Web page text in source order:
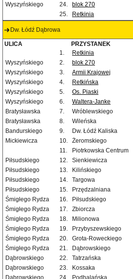
Wyszyńskiego
24. blok 270
25.
Retkinia
Dw. Łódź Dąbrowa
ULICA PRZYSTANEK
1.
Retkinia
Wyszyńskiego
2. blok 270
Wyszyńskiego
3. Armii Krajowej
Wyszyńskiego
4. Retkińska
Wyszyńskiego
5. Os. Piaski
Wyszyńskiego
6. Waltera-Janke
Bratysławska
7.
Wróblewskiego
Bratysławska
8.
Wileńska
Bandurskiego
9.
Dw. Łódź Kaliska
Mickiewicza
10.
Żeromskiego
11.
Piotrkowska Centrum
Piłsudskiego
12.
Sienkiewicza
Piłsudskiego
13.
Kilińskiego
Piłsudskiego
14.
Targowa
Piłsudskiego
15.
Przędzalniana
Śmigłego Rydza
16.
Piłsudskiego
Śmigłego Rydza
17.
Zbiorcza
Śmigłego Rydza
18.
Milionowa
Śmigłego Rydza
19.
Przybyszewskiego
Śmigłego Rydza
20.
Grota-Roweckiego
Śmigłego Rydza
21.
Dąbrowskiego
Dąbrowskiego
22.
Tatrzańska
Dąbrowskiego
23.
Kossaka
Dąbrowskiego
24. Podhalańska